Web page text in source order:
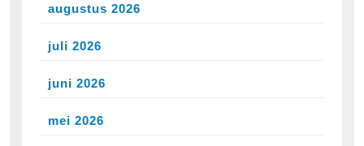
augustus 2026
juli 2026
juni 2026
mei 2026